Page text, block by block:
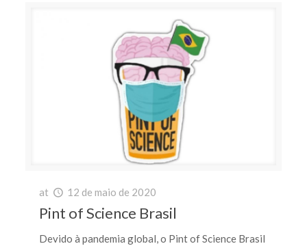
at 12 de maio de 2020
Pint of Science Brasil
Devido à pandemia global, o Pint of Science Brasil